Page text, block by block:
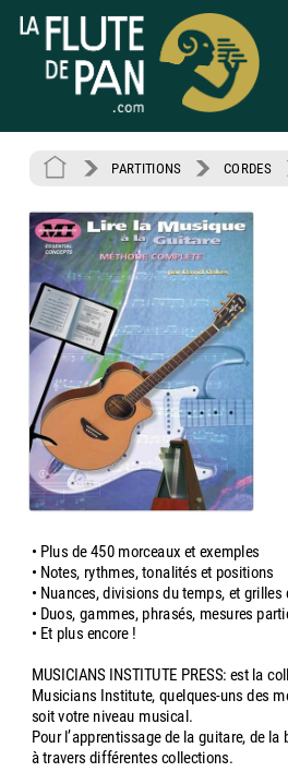
PARTITIONS CORDES
• Plus de 450 morceaux et exemples
• Notes, rythmes, tonalités et positions
• Nuances, divisions du temps, et grilles
• Duos, gammes, phrasés, mesures
• Et plus encore !
MUSICIANS INSTITUTE PRESS: est la
Musicians Institute, quelques-uns des
soit votre niveau musical.
Pour l’apprentissage de la guitare, de
à travers différentes collections.